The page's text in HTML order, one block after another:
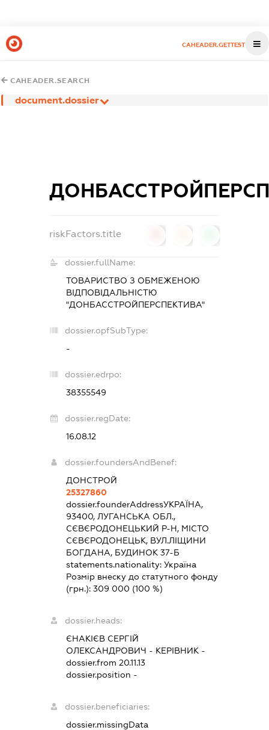
CAHEADER.GETTEST
CAHEADER.SEARCH
document.dossier
riskFactors.title
dossier.fullName:
ТОВАРИСТВО З ОБМЕЖЕНОЮ
ВІДПОВІДАЛЬНІСТЮ
"ДОНБАССТРОЙПЕРСПЕКТИВА"
dossier.opfSubType:
-
dossier.edrpo:
38355549
dossier.regDate:
16.08.12
dossier.foundersAndBenef:
ДОНСТРОЙ
25327860
dossier.founderAddressУКРАЇНА,
93400, ЛУГАНСЬКА ОБЛ.,
СЄВЄРОДОНЕЦЬКИЙ Р-Н, МІСТО
СЄВЄРОДОНЕЦЬК, ВУЛ.ЛІЩИНИ
БОГДАНА, БУДИНОК 37-Б
statements.nationality: Україна
Розмір внеску до статутного фонду
(грн.): 309 000 (100 %)
dossier.heads:
ЄНАКІЄВ СЕРГІЙ
ОЛЕКСАНДРОВИЧ - КЕРІВНИК -
dossier.from 20.11.13
dossier.position -
dossier.beneficiaries:
dossier.missingData